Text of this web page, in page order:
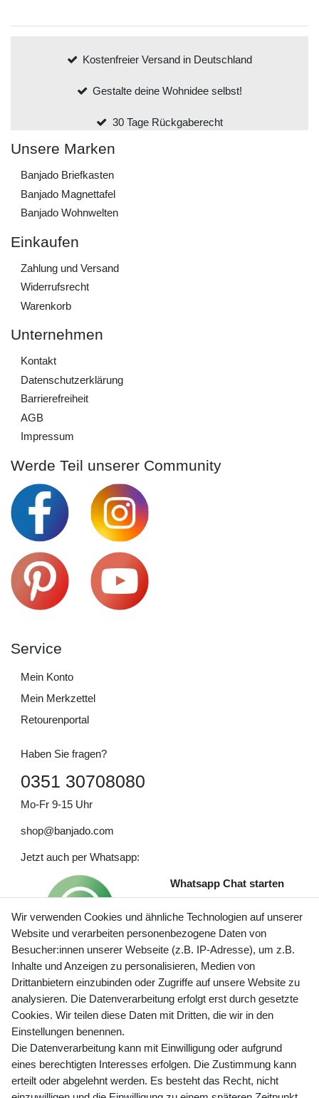
Kostenfreier Versand in Deutschland
Gestalte deine Wohnidee selbst!
30 Tage Rückgaberecht
Unsere Marken
Banjado Briefkasten
Banjado Magnettafel
Banjado Wohnwelten
Einkaufen
Zahlung und Versand
Widerrufs­recht
Warenkorb
Unternehmen
Kontakt
Daten­schutz­erklärung
Barrierefreiheit
AGB
Impressum
Werde Teil unserer Community
Service
Mein Konto
Mein Merkzettel
Retourenportal
Haben Sie fragen?
0351 30708080
Mo-Fr 9-15 Uhr
shop@banjado.com
Jetzt auch per Whatsapp:
Whatsapp Chat starten
Preisangaben inkl. gesetzl. MwSt. und zzgl. Service- und
Versandkosten
Newsletter Anmeldung - Keine Angebote
mehr verpassen!
Wir verwenden Cookies und ähnliche Technologien auf unserer
Website und verarbeiten personenbezogene Daten von
Besucher:innen unserer Webseite (z.B. IP-Adresse), um z.B.
Inhalte und Anzeigen zu personalisieren, Medien von
Drittanbietern einzubinden oder Zugriffe auf unsere Website zu
analysieren. Die Datenverarbeitung erfolgt erst durch gesetzte
Cookies. Wir teilen diese Daten mit Dritten, die wir in den
Einstellungen benennen.
Die Datenverarbeitung kann mit Einwilligung oder aufgrund
eines berechtigten Interesses erfolgen. Die Zustimmung kann
erteilt oder abgelehnt werden. Es besteht das Recht, nicht